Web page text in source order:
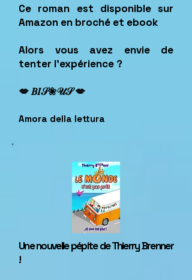
Ce roman est disponible sur
Amazon en broché et ebook
Alors vous avez envie de
tenter l'expérience ?
​💋 𝐵𝐼𝒮❀𝒰𝒮 💋
Amora della lettura
Une nouvelle pépite de Thierry Brenner
!